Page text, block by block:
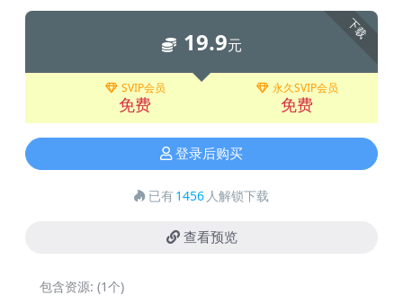
下载
19.9元
SVIP会员
免费
永久SVIP会员
免费
登录后购买
已有1456 人解锁下载
查看预览
包含资源: (1个)